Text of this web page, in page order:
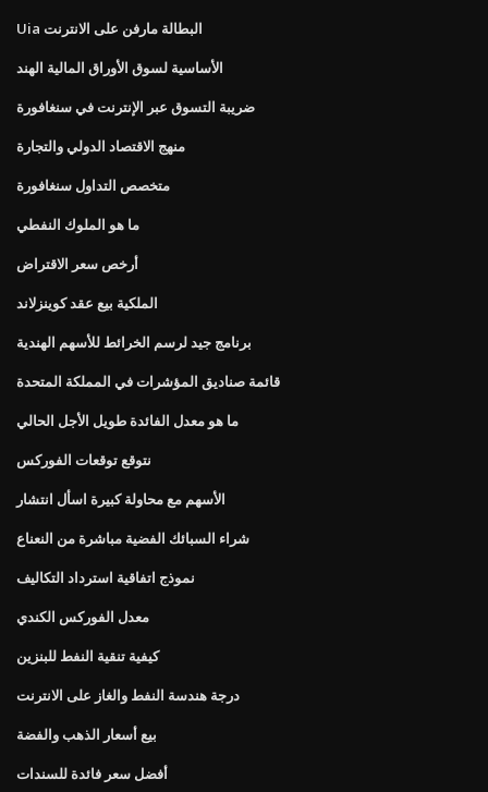
Uia البطالة مارفن على الانترنت
الأساسية لسوق الأوراق المالية الهند
ضريبة التسوق عبر الإنترنت في سنغافورة
منهج الاقتصاد الدولي والتجارة
متخصص التداول سنغافورة
ما هو الملوك النفطي
أرخص سعر الاقتراض
الملكية بيع عقد كوينزلاند
برنامج جيد لرسم الخرائط للأسهم الهندية
قائمة صناديق المؤشرات في المملكة المتحدة
ما هو معدل الفائدة طويل الأجل الحالي
نتوقع توقعات الفوركس
الأسهم مع محاولة كبيرة اسأل انتشار
شراء السبائك الفضية مباشرة من النعناع
نموذج اتفاقية استرداد التكاليف
معدل الفوركس الكندي
كيفية تنقية النفط للبنزين
درجة هندسة النفط والغاز على الانترنت
بيع أسعار الذهب والفضة
أفضل سعر فائدة للسندات